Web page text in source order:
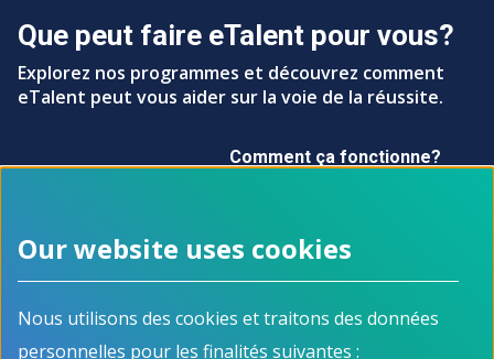
Que peut faire eTalent pour vous?
Explorez nos programmes et découvrez comment
eTalent peut vous aider sur la voie de la réussite.
Comment ça fonctionne?
Menu Pied de page
Événements
d'emploi
Our website uses cookies
Nous utilisons des cookies et traitons des données
personnelles pour les finalités suivantes :